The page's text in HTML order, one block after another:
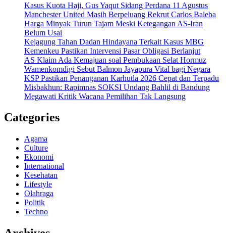
Kasus Kuota Haji, Gus Yaqut Sidang Perdana 11 Agustus
Manchester United Masih Berpeluang Rekrut Carlos Baleba
Harga Minyak Turun Tajam Meski Ketegangan AS-Iran
Belum Usai
Kejagung Tahan Dadan Hindayana Terkait Kasus MBG
Kemenkeu Pastikan Intervensi Pasar Obligasi Berlanjut
AS Klaim Ada Kemajuan soal Pembukaan Selat Hormuz
Wamenkomdigi Sebut Balmon Jayapura Vital bagi Negara
KSP Pastikan Penanganan Karhutla 2026 Cepat dan Terpadu
Misbakhun: Rapimnas SOKSI Undang Bahlil di Bandung
Megawati Kritik Wacana Pemilihan Tak Langsung
Categories
Agama
Culture
Ekonomi
International
Kesehatan
Lifestyle
Olahraga
Politik
Techno